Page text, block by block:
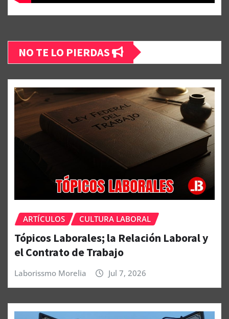
NO TE LO PIERDAS
ARTÍCULOS CULTURA LABORAL
Tópicos Laborales; la Relación Laboral y
el Contrato de Trabajo
Laborissmo Morelia Jul 7, 2026